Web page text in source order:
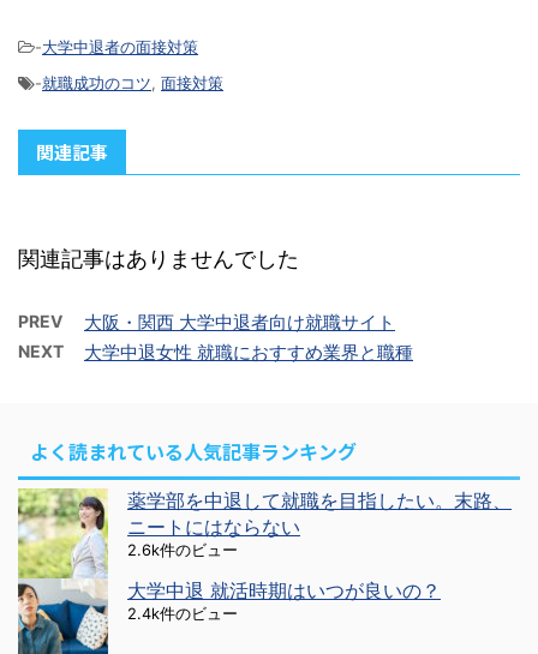
-大学中退者の面接対策
-就職成功のコツ, 面接対策
関連記事
関連記事はありませんでした
PREV 大阪・関西 大学中退者向け就職サイト
NEXT 大学中退女性 就職におすすめ業界と職種
よく読まれている人気記事ランキング
薬学部を中退して就職を目指したい。末路、
ニートにはならない
2.6k件のビュー
大学中退 就活時期はいつが良いの？
2.4k件のビュー